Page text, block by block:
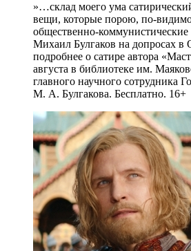
»…склад моего ума
вещи, которые порою, по-
общественно-
Михаил Булгаков на допросах
подробнее о сатире автора
августа в библиотеке им.
главного научного сотрудника
М. А. Булгакова. Бесплатно. 16+